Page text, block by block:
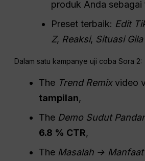
produk Anda sebagai
Preset terbaik: Edit
Z, Reaksi, Situasi Gila
Dalam satu kampanye uji coba Sora 2:
The Trend Remixvideo
tampilan,
The Demo Sudut
6.8 % CTR,
The Masalah → Manfaat